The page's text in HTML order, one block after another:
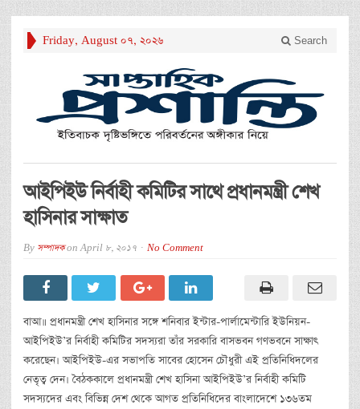
Friday, August 07, 2026 Search
আইপিইউ নির্বাহী কমিটির সাথে প্রধানমন্ত্রী শেখ
হাসিনার সাক্ষাত
By সম্পাদকonApril 8, 2017 No Comment
বাআ॥ প্রধানমন্ত্রী শেখ হাসিনার সঙ্গে শনিবার ইন্টার-পার্লামেন্টারি ইউনিয়ন-
আইপিইউ’র নির্বাহী কমিটির সদস্যরা তাঁর সরকারি বাসভবন গণভবনে সাক্ষাৎ
করেছেন। আইপিইউ-এর সভাপতি সাবের হোসেন চৌধুরী এই প্রতিনিধিদলের
নেতৃত্ব দেন। বৈঠককালে প্রধানমন্ত্রী শেখ হাসিনা আইপিইউ’র নির্বাহী কমিটি
সদস্যদের এবং বিভিন্ন দেশ থেকে আগত প্রতিনিধিদের বাংলাদেশে ১৩৬তম